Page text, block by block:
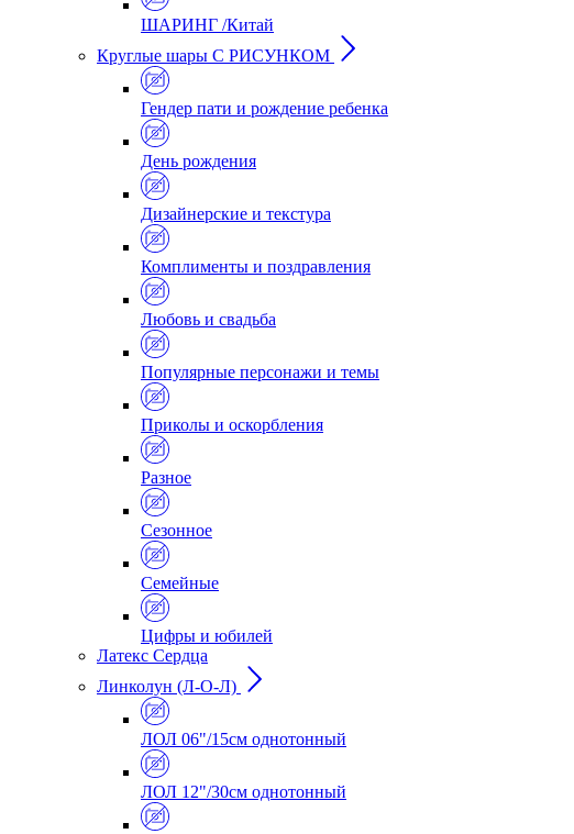
ШАРИНГ /Китай
Круглые шары С РИСУНКОМ
Гендер пати и рождение ребенка
День рождения
Дизайнерские и текстура
Комплименты и поздравления
Любовь и свадьба
Популярные персонажи и темы
Приколы и оскорбления
Разное
Сезонное
Семейные
Цифры и юбилей
Латекс Сердца
Линколун (Л-О-Л)
ЛОЛ 06"/15см однотонный
ЛОЛ 12"/30см однотонный